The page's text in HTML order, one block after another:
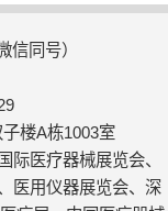
信同号）
楼A栋1003室
际医疗器械展览会、
医用仪器展览会、深